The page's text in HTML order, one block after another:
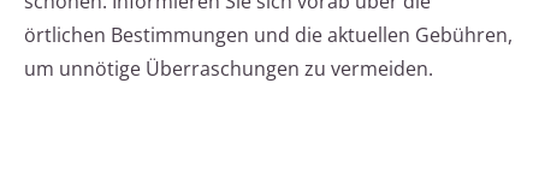
örtlichen Bestimmungen und die aktuellen Gebühren,
um unnötige Überraschungen zu vermeiden.